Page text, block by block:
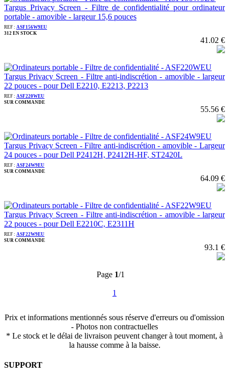
Targus Privacy Screen - Filtre de confidentialité pour ordinateur
portable - amovible - largeur 15,6 pouces
REF : ASF156W9EU
312 EN STOCK
41.02 €
Targus Privacy Screen - Filtre anti-indiscrétion - amovible - largeur
22 pouces - pour Dell E2210, E2213, P2213
REF : ASF220WEU
SUR COMMANDE
55.56 €
Targus Privacy Screen - Filtre anti-indiscrétion - amovible - Largeur
24 pouces - pour Dell P2412H, P2412H-HF, ST2420L
REF : ASF24W9EU
SUR COMMANDE
64.09 €
Targus Privacy Screen - Filtre anti-indiscrétion - amovible - largeur
22 pouces - pour Dell E2210C, E2311H
REF : ASF22W9EU
SUR COMMANDE
93.1 €
Page 1/1
1
Prix et informations mentionnés sous réserve d'erreurs ou d'omission
- Photos non contractuelles
* Le stock et le délai de livraison peuvent changer à tout moment, à
la hausse comme à la baisse.
SUPPORT